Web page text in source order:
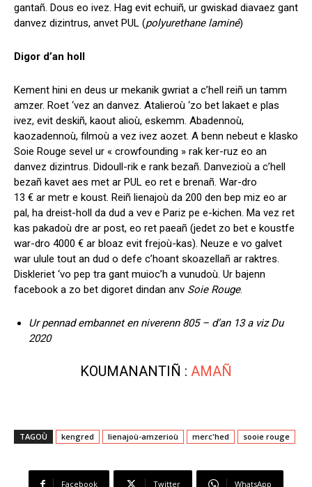
gantañ. Dous eo ivez. Hag evit echuiñ, ur gwiskad diavaez gant
danvez dizintrus, anvet PUL (polyurethane laminé)
Digor d’an holl
Kement hini en deus ur mekanik gwriat a c’hell reiñ un tamm
amzer. Roet ‘vez an danvez. Atalieroù ‘zo bet lakaet e plas
ivez, evit deskiñ, kaout alioù, eskemm. Abadennoù,
kaozadennoù, filmoù a vez ivez aozet. A benn nebeut e klasko
Soie Rouge sevel ur « crowfounding » rak ker-ruz eo an
danvez dizintrus. Didoull-rik e rank bezañ. Danvezioù a c’hell
bezañ kavet aes met ar PUL eo ret e brenañ. War-dro
13 € ar metr e koust. Reiñ lienajoù da 200 den bep miz eo ar
pal, ha dreist-holl da dud a vev e Pariz pe e-kichen. Ma vez ret
kas pakadoù dre ar post, eo ret paeañ (jedet zo bet e koustfe
war-dro 4000 € ar bloaz evit frejoù-kas). Neuze e vo galvet
war ulule tout an dud o defe c’hoant skoazellañ ar raktres.
Diskleriet ‘vo pep tra gant muioc’h a vunudoù. Ur bajenn
facebook a zo bet digoret dindan anv Soie Rouge.
Ur pennad embannet en niverenn 805 – d’an 13 a viz Du
2020
KOUMANANTIÑ : AMAÑ
TAGOÙ kengred lienajoù-amzerioù merc'hed sooie rouge
Facebook Twitter WhatsApp